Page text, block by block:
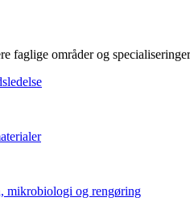
faglige områder og
mikrobiologi og rengøring